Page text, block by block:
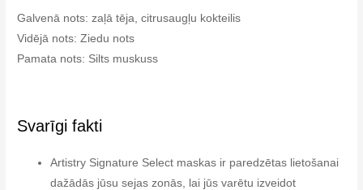
Galvenā nots: zaļā tēja, citrusaugļu kokteilis
Vidējā nots: Ziedu nots
Pamata nots: Silts muskuss
Svarīgi fakti
Artistry Signature Select maskas ir paredzētas lietošanai
dažādās jūsu sejas zonās, lai jūs varētu izveidot